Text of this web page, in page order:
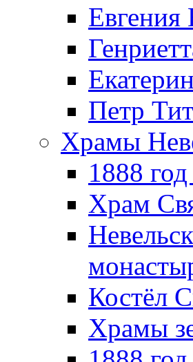
Евгения
Петр
Храмы
1888
Храм
Костёл
Храмы